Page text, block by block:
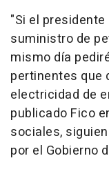
"Si el
suministro de
mismo día
pertinentes que
electricidad de
publicado Fico
sociales,
por el Gobierno